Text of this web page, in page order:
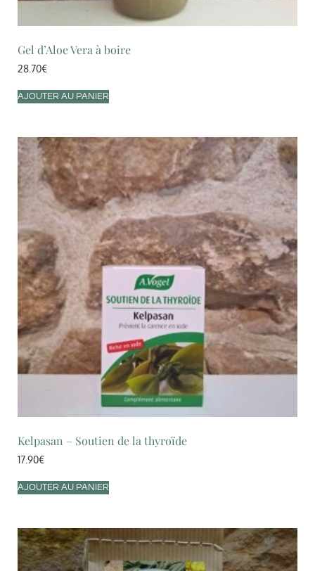
Gel d’Aloe Vera à boire
28.70€
AJOUTER AU PANIER
Kelpasan – Soutien de la thyroïde
17.90€
AJOUTER AU PANIER